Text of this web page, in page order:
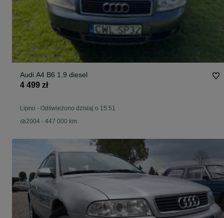
Audi A4 B6 1,9 diesel
4 499 zł
Lipno - Odświeżono dzisiaj o 15:51
2004 - 447 000 km